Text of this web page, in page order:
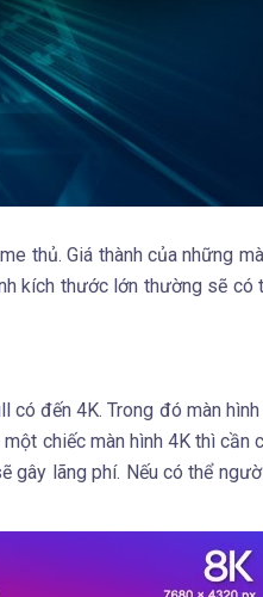
thủ. Giá thành của những
kích thước lớn thường sẽ có
có đến 4K. Trong đó màn
chiếc màn hình 4K thì cần
gây lãng phí. Nếu có thể